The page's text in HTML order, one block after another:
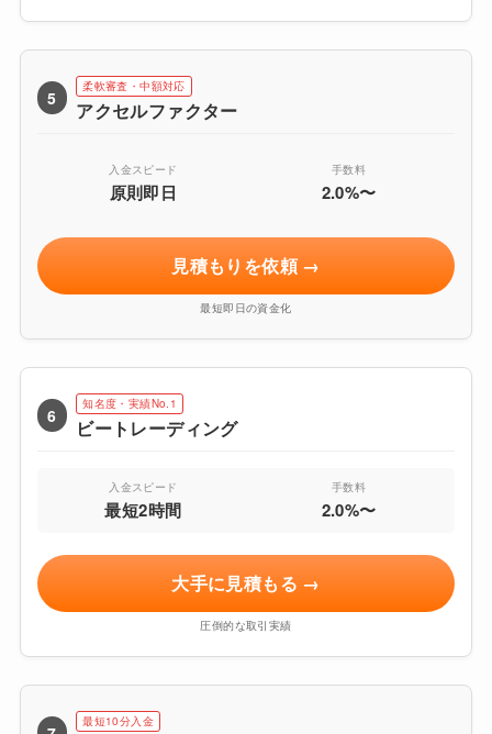
5
柔軟審査・中額対応
アクセルファクター
入金スピード
原則即日
手数料
2.0%〜
見積もりを依頼 →
最短即日の資金化
6
知名度・実績No.1
ビートレーディング
入金スピード
最短2時間
手数料
2.0%〜
大手に見積もる →
圧倒的な取引実績
最短10分入金